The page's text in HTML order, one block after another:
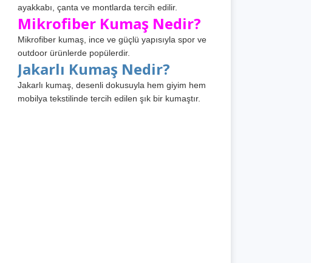
ayakkabı, çanta ve montlarda tercih edilir.
Mikrofiber Kumaş Nedir?
Mikrofiber kumaş, ince ve güçlü yapısıyla spor ve
outdoor ürünlerde popülerdir.
Jakarlı Kumaş Nedir?
Jakarlı kumaş, desenli dokusuyla hem giyim hem
mobilya tekstilinde tercih edilen şık bir kumaştır.